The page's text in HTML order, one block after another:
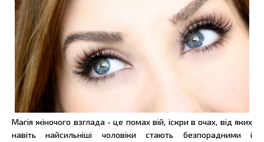
Магія жіночого взглада - це помах вій, іскри в очах, від яких
навіть найсильніші чоловіки стають безпорадними і